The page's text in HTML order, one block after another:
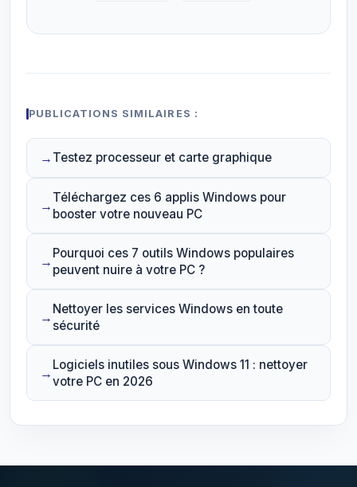
PUBLICATIONS SIMILAIRES :
Testez processeur et carte graphique
Téléchargez ces 6 applis Windows pour
booster votre nouveau PC
Pourquoi ces 7 outils Windows populaires
peuvent nuire à votre PC ?
Nettoyer les services Windows en toute
sécurité
Logiciels inutiles sous Windows 11 : nettoyer
votre PC en 2026